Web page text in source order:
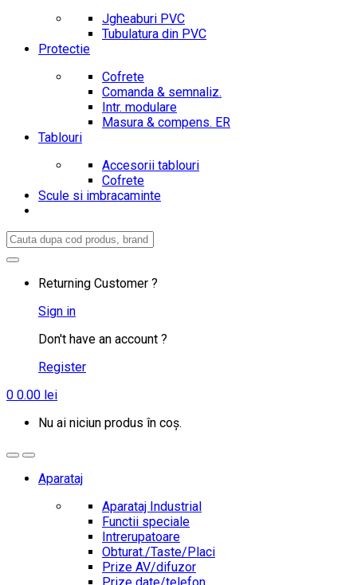
Jgheaburi PVC
Tubulatura din PVC
Protectie
Cofrete
Comanda & semnaliz.
Intr. modulare
Masura & compens. ER
Tablouri
Accesorii tablouri
Cofrete
Scule si imbracaminte
Search
Returning Customer ?
Sign in
Don't have an account ?
Register
0 0.00 lei
Nu ai niciun produs în coș.
Aparataj
Aparataj Industrial
Functii speciale
Intrerupatoare
Obturat./Taste/Placi
Prize AV/difuzor